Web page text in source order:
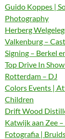
Guido Koppes |
Photography
Herberg
Valkenburg –
Signing – Berkel
Top Drive In
Rotterdam – DJ
Colors Events |
Children
Drift Wood
Katwijk aan Zee
Fotografia |